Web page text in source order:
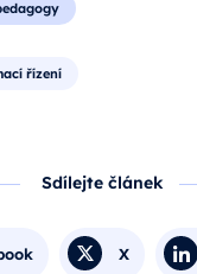
řízení
Sdílejte článek
X